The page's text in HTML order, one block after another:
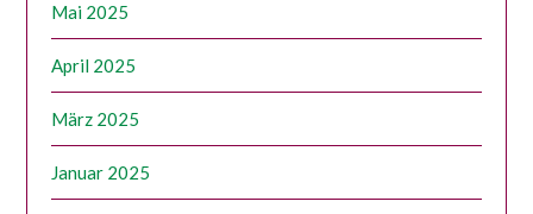
Mai 2025
April 2025
März 2025
Januar 2025